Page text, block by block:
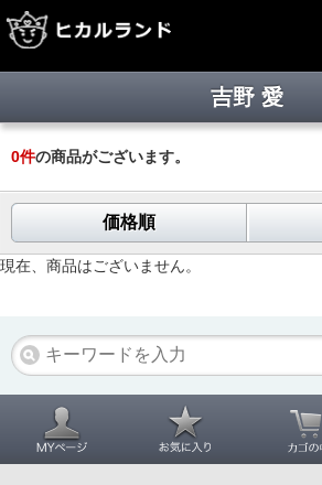
吉野 愛
0件の商品がございます。
価格順
現在、商品はございません。